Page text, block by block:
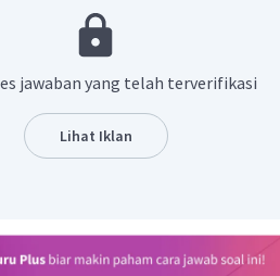
gelap pada citra.
yang tepat adalah A.
jawaban yang telah terverifikasi
Lihat Iklan